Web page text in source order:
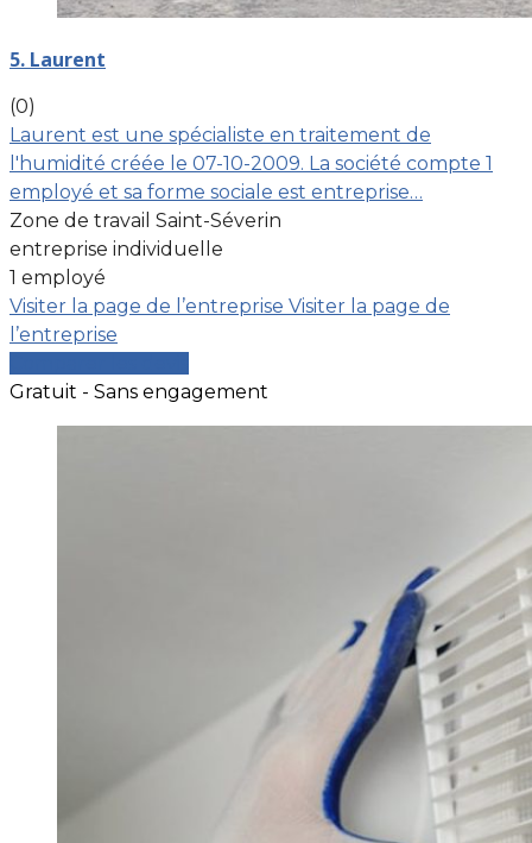
5. Laurent
(0)
Laurent est une spécialiste en traitement de
l'humidité créée le 07-10-2009. La société compte 1
employé et sa forme sociale est entreprise…
Zone de travail Saint-Séverin
entreprise individuelle
1 employé
Visiter la page de l’entreprise Visiter la page de
l’entreprise
Gratuit - Sans engagement